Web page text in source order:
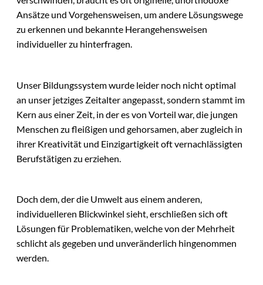
Ansätze und Vorgehensweisen, um andere Lösungswege
zu erkennen und bekannte Herangehensweisen
individueller zu hinterfragen.
Unser Bildungssystem wurde leider noch nicht optimal
an unser jetziges Zeitalter angepasst, sondern stammt im
Kern aus einer Zeit, in der es von Vorteil war, die jungen
Menschen zu fleißigen und gehorsamen, aber zugleich in
ihrer Kreativität und Einzigartigkeit oft vernachlässigten
Berufstätigen zu erziehen.
Doch dem, der die Umwelt aus einem anderen,
individuelleren Blickwinkel sieht, erschließen sich oft
Lösungen für Problematiken, welche von der Mehrheit
schlicht als gegeben und unveränderlich hingenommen
werden.